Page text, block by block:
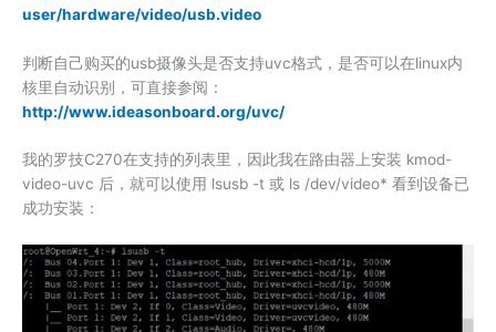
user/hardware/video/usb.video
判断自己购买的usb摄像头是否支持uvc格式，是否可以在linux内
核里自动识别，可直接参阅：
http://www.ideasonboard.org/uvc/
我的罗技C270在支持的列表里，因此我在路由器上安装 kmod-
video-uvc 后，就可以使用 lsusb -t 或 ls /dev/video* 看到设备已
成功安装：